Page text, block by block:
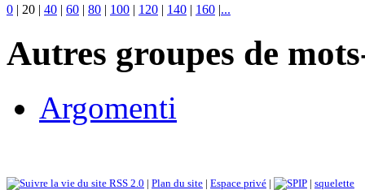
0 | 20 | 40 | 60 | 80 | 100 | 120 | 140 | 160 |...
Autres groupes de
Argomenti
RSS 2.0 | Plan du site | Espace privé | | squelette